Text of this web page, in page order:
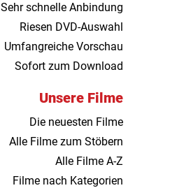
Sehr schnelle Anbindung
Riesen DVD-Auswahl
Umfangreiche Vorschau
Sofort zum Download
Unsere Filme
Die neuesten Filme
Alle Filme zum Stöbern
Alle Filme A-Z
Filme nach Kategorien